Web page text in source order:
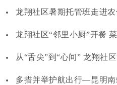
龙翔社区暑期托管班走进
龙翔社区“邻里小厨”开餐
从“舌尖”到“心间” 龙翔社
多措并举护航出行—昆明南